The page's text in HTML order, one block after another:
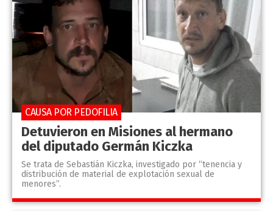
Detuvieron en Misiones al hermano
del diputado Germán Kiczka
Se trata de Sebastián Kiczka, investigado por “tenencia y
distribución de material de explotación sexual de
menores”.
CAUSA POR PEDOFILIA